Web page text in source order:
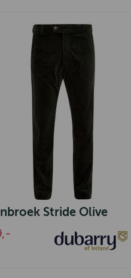
Stride Olive